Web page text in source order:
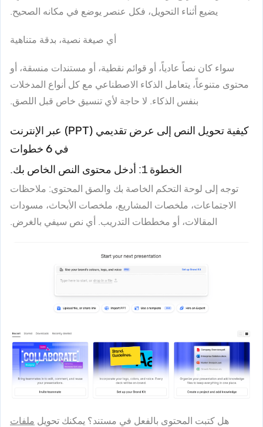
يضيع أثناء التحويل، فكل عنصر يوضع في مكانه الصحيح.
أي صيغة نصية، بدقة متناهية
سواء كان نصاً عادياً، أو قوائم نقطية، أو مستندات منسقة، أو
محتوى متنوعاً، يتعامل الذكاء الاصطناعي مع كل أنواع المدخلات
بنفس الذكاء. لا حاجة لأي تنسيق خاص قبل اللصق.
كيفية تحويل النص إلى عرض تقديمي (PPT) عبر الإنترنت
في 6 خطوات
الخطوة 1: أدخل محتوى النص الخاص بك.
توجه إلى لوحة التحكم الخاصة بك والصق المحتوى: ملاحظات
الاجتماعات، ملخصات المشاريع، ملخصات الأبحاث، مسودات
المقالات، أو مخططات التدريب. أي نص سيفي بالغرض.
هل كتبت المحتوى بالفعل في مستند؟ يمكنك تحويل ملفات